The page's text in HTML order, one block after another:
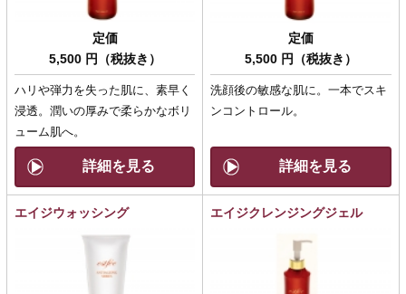
定価
5,500 円（税抜き）
定価
5,500 円（税抜き）
ハリや弾力を失った肌に、素早く
浸透。潤いの厚みで柔らかなボリ
ューム肌へ。
洗顔後の敏感な肌に。一本でスキ
ンコントロール。
詳細を見る 詳細を見る
エイジウォッシング エイジクレンジングジェル